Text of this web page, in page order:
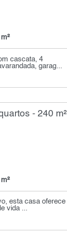
cascata, 4
garag...
- 240 m²
esta casa oferece
vida ...